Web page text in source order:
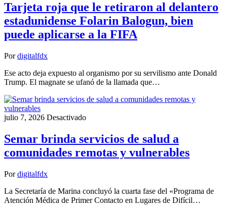
Tarjeta roja que le retiraron al delantero
estadunidense Folarin Balogun, bien
puede aplicarse a la FIFA
Por digitalfdx
Ese acto deja expuesto al organismo por su servilismo ante Donald
Trump. El magnate se ufanó de la llamada que…
julio 7, 2026 Desactivado
Semar brinda servicios de salud a
comunidades remotas y vulnerables
Por digitalfdx
La Secretaría de Marina concluyó la cuarta fase del «Programa de
Atención Médica de Primer Contacto en Lugares de Difícil…